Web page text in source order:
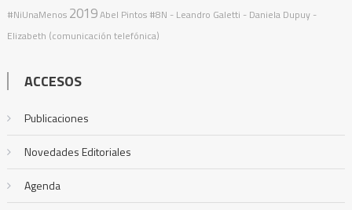
#NiUnaMenos 2019Abel Pintos #8N - Leandro Galetti - Daniela Dupuy -
Elizabeth (comunicación telefónica)
ACCESOS
Publicaciones
Novedades Editoriales
Agenda